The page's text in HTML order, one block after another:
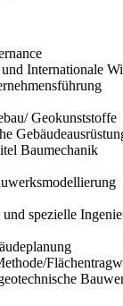
Internationale
Geokunststoffe
Baumechanik
spezielle